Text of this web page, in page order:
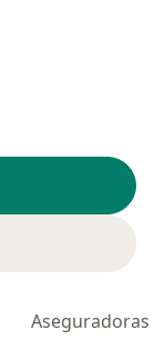
Aseguradoras